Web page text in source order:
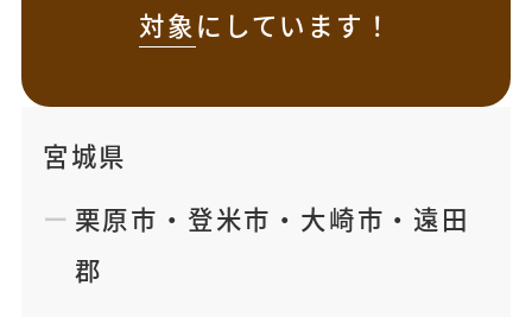
対象にしています！
宮城県
栗原市 ・ 登米市 ・ 大崎市 ・ 遠田
郡